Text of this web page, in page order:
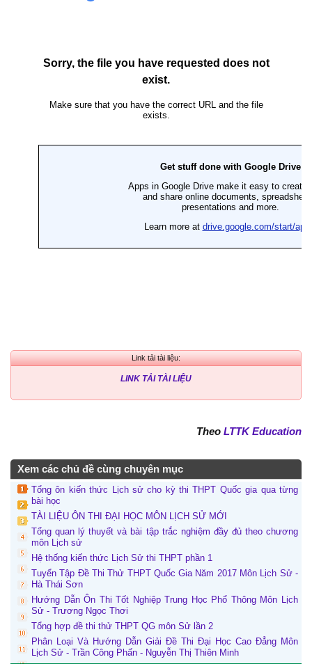
Link tải tài liệu:
LINK TẢI TÀI LIỆU
Theo LTTK Education
Xem các chủ đề cùng chuyên mục
Tổng ôn kiến thức Lịch sử cho kỳ thi THPT Quốc gia qua từng
bài học
TÀI LIỆU ÔN THI ĐẠI HỌC MÔN LỊCH SỬ MỚI
Tổng quan lý thuyết và bài tập trắc nghiệm đầy đủ theo chương
môn Lịch sử
Hệ thống kiến thức Lịch Sử thi THPT phần 1
Tuyển Tập Đề Thi Thử THPT Quốc Gia Năm 2017 Môn Lịch Sử -
Hà Thái Sơn
Hướng Dẫn Ôn Thi Tốt Nghiệp Trung Học Phổ Thông Môn Lịch
Sử - Trương Ngọc Thơi
Tổng hợp đề thi thử THPT QG môn Sử lần 2
Phân Loại Và Hướng Dẫn Giải Đề Thi Đại Học Cao Đẳng Môn
Lịch Sử - Trần Công Phấn - Nguyễn Thị Thiên Minh